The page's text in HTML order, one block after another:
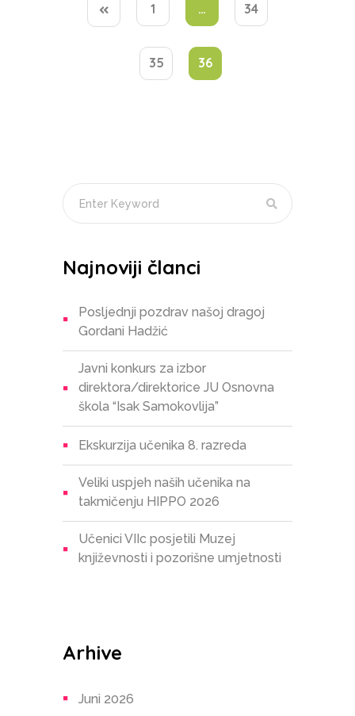
Najnoviji članci
Posljednji pozdrav našoj dragoj
Gordani Hadžić
Javni konkurs za izbor
direktora/direktorice JU Osnovna
škola “Isak Samokovlija”
Ekskurzija učenika 8. razreda
Veliki uspjeh naših učenika na
takmičenju HIPPO 2026
Učenici VIIc posjetili Muzej
književnosti i pozorišne umjetnosti
1 … 34
35 36
Arhive
Juni 2026